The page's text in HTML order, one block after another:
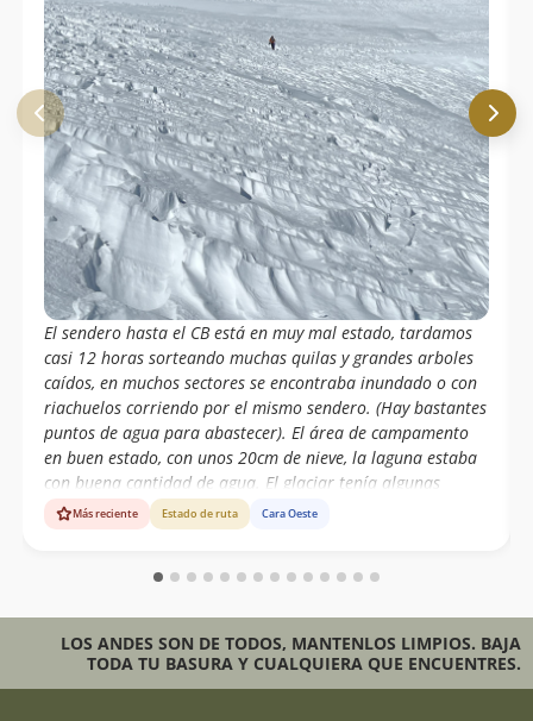
El sendero hasta el CB está en muy mal estado, tardamos
casi 12 horas sorteando muchas quilas y grandes arboles
caídos, en muchos sectores se encontraba inundado o con
riachuelos corriendo por el mismo sendero. (Hay bastantes
puntos de agua para abastecer). El área de campamento
en buen estado, con unos 20cm de nieve, la laguna estaba
con buena cantidad de agua. El glaciar tenía algunas
grietas bastante grandes pero a la vista, los puentes de
nieve bastantes firmes; buena nieve en general con algunos
de placa desde unos 20 mts por debajo de la cumbre.
bajada hasta el CB desde los 2130 msnm.
Más reciente Estado de ruta Cara Oeste
LOS ANDES SON DE TODOS, MANTENLOS LIMPIOS. BAJA
TODA TU BASURA Y CUALQUIERA QUE ENCUENTRES.